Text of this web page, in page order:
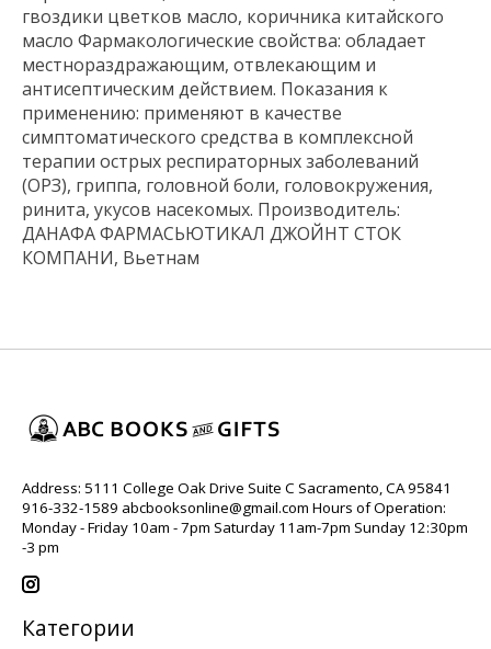
гвоздики цветков масло, коричника китайского
масло Фармакологические свойства: обладает
местнораздражающим, отвлекающим и
антисептическим действием. Показания к
применению: применяют в качестве
симптоматического средства в комплексной
терапии острых респираторных заболеваний
(ОРЗ), гриппа, головной боли, головокружения,
ринита, укусов насекомых. Производитель:
ДАНАФА ФАРМАСЬЮТИКАЛ ДЖОЙНТ СТОК
КОМПАНИ, Вьетнам
Address: 5111 College Oak Drive Suite C Sacramento, CA 95841
916-332-1589 abcbooksonline@gmail.com Hours of Operation:
Monday - Friday 10am - 7pm Saturday 11am-7pm Sunday 12:30pm
-3 pm
Категории